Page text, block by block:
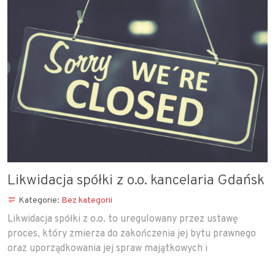
Likwidacja spółki z o.o. kancelaria Gdańsk
Kategorie: Bez kategorii
Likwidacja spółki z o.o. to uregulowany przez ustawę
proces, który zmierza do zakończenia jej bytu prawnego
oraz uporządkowania jej spraw majątkowych i